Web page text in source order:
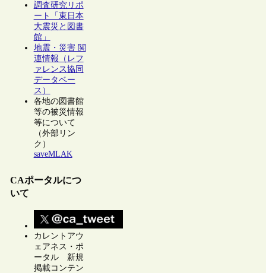
調査研究リポ
ート「東日本
大震災と図書
館」
地震・災害 関
連情報（レフ
ァレンス協同
データベー
ス）
各地の図書館
等の被災情報
等について
（外部リン
ク）
saveMLAK
CAポータルにつ
いて
カレントアウ
ェアネス・ポ
ータル 新規
掲載コンテン